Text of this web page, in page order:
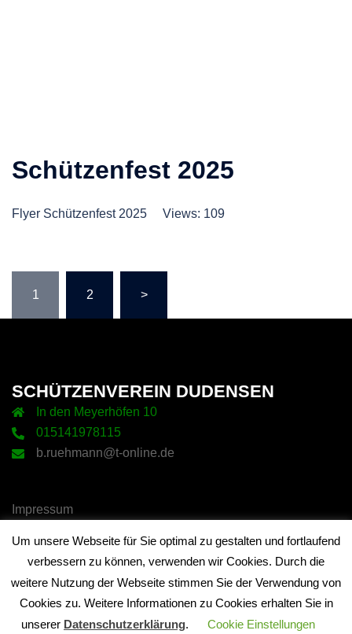
Schützenfest 2025
Flyer Schützenfest 2025 Views: 109
der
Beiträge
1 2 >
SCHÜTZENVEREIN DUDENSEN
In den Meyerhöfen 10
015141978115
b.ruehmann@t-online.de
Impressum
Um unsere Webseite für Sie optimal zu gestalten und fortlaufend
verbessern zu können, verwenden wir Cookies. Durch die
weitere Nutzung der Webseite stimmen Sie der Verwendung von
Cookies zu. Weitere Informationen zu Cookies erhalten Sie in
unserer Datenschutzerklärung. Cookie Einstellungen